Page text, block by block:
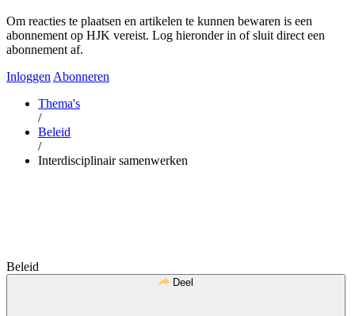
Om reacties te plaatsen en artikelen te kunnen bewaren is een
abonnement op HJK vereist. Log hieronder in of sluit direct een
abonnement af.
Inloggen Abonneren
Thema's
/
Beleid
/
Interdisciplinair samenwerken
Beleid
Deel